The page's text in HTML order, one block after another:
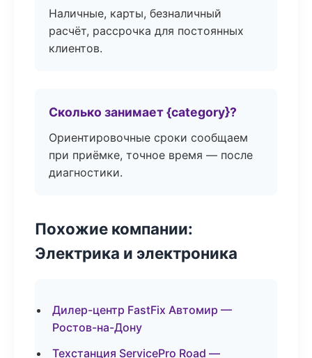
Наличные, карты, безналичный
расчёт, рассрочка для постоянных
клиентов.
Сколько занимает {category}?
Ориентировочные сроки сообщаем
при приёмке, точное время — после
диагностики.
Похожие компании:
Электрика и электроника
Дилер-центр FastFix Автомир —
Ростов-на-Дону
Техстанция ServicePro Road —